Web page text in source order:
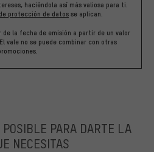
haciéndola así más valiosa para ti.
protección de datos se aplican.
la fecha de emisión a partir de un valor
vale no se puede combinar con otras
POSIBLE PARA DARTE LA
NECESITAS